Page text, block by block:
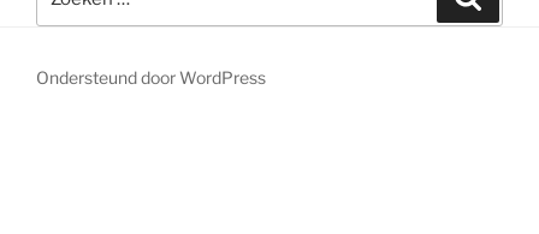
naar:
Ondersteund door WordPress